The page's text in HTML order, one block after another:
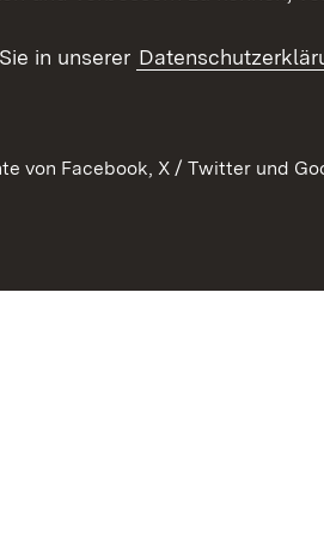
in unserer
von Facebook, X / Twitter und